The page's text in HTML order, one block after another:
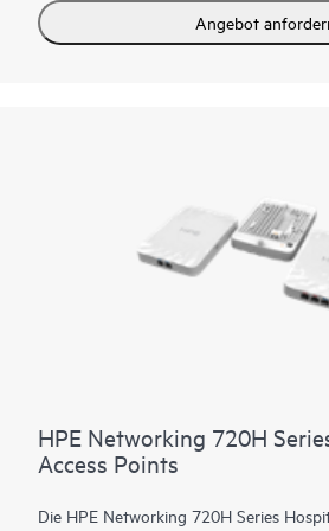
Lernen (ML) für eine feinabgestimmte
über diverse Umgebungen hinweg.
Reduzierung des Energieverbrauchs
Wi-Fi CERTIFIED® zertifiziert und hat
lebenslange Garantie.
Angebot
HPE Networking 720H
Access Points
Die HPE Networking 720H Series